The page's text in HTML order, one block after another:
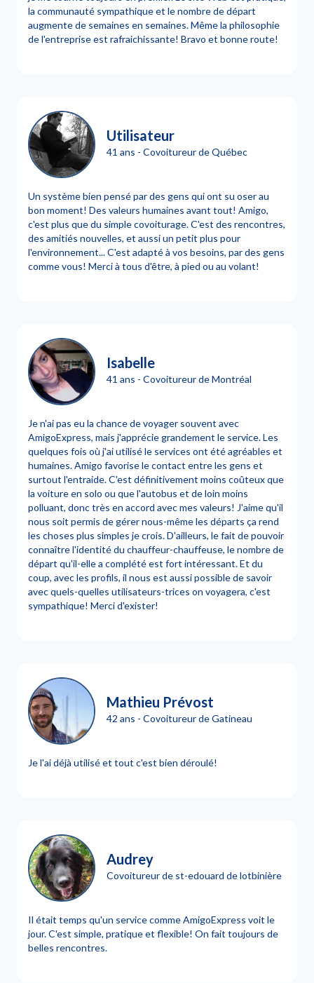
la communauté sympathique et le nombre de départ
augmente de semaines en semaines. Même la philosophie
de l'entreprise est rafraichissante! Bravo et bonne route!
Utilisateur
41 ans - Covoitureur de Québec
Un système bien pensé par des gens qui ont su oser au
bon moment! Des valeurs humaines avant tout! Amigo,
c'est plus que du simple covoiturage. C'est des rencontres,
des amitiés nouvelles, et aussi un petit plus pour
l'environnement... C'est adapté à vos besoins, par des gens
comme vous! Merci à tous d'être, à pied ou au volant!
Isabelle
41 ans - Covoitureur de Montréal
Je n'ai pas eu la chance de voyager souvent avec
AmigoExpress, mais j'apprécie grandement le service. Les
quelques fois où j'ai utilisé le services ont été agréables et
humaines. Amigo favorise le contact entre les gens et
surtout l'entraide. C'est définitivement moins coûteux que
la voiture en solo ou que l'autobus et de loin moins
polluant, donc très en accord avec mes valeurs! J'aime qu'il
nous soit permis de gérer nous-même les départs ça rend
les choses plus simples je crois. D'ailleurs, le fait de pouvoir
connaître l'identité du chauffeur-chauffeuse, le nombre de
départ qu'il-elle a complété est fort intéressant. Et du
coup, avec les profils, il nous est aussi possible de savoir
avec quels-quelles utilisateurs-trices on voyagera, c'est
sympathique! Merci d'exister!
Mathieu Prévost
42 ans - Covoitureur de Gatineau
Je l'ai déjà utilisé et tout c'est bien déroulé!
Audrey
Covoitureur de st-edouard de lotbinière
Il était temps qu'un service comme AmigoExpress voit le
jour. C'est simple, pratique et flexible! On fait toujours de
belles rencontres.